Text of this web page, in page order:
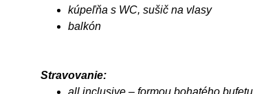
kúpeľňa s WC, sušič na vlasy
balkón
Stravovanie:
all inclusive – formou bohatého bufetu